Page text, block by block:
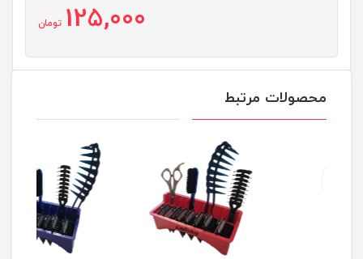
125,000 تومان
محصولات مرتبط